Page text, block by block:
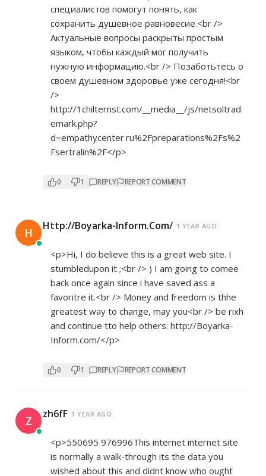
специалистов помогут понять, как
сохранить душевное равновесие.<br />
Актуальные вопросы раскрыты простым
языком, чтобы каждый мог получить
нужную информацию.<br /> Позаботьтесь о
своем душевном здоровье уже сегодня!<br
/>
http://1chilternst.com/__media__/js/netsoltrad
emark.php?
d=empathycenter.ru%2Fpreparations%2Fs%2
Fsertralin%2F</p>
0 1 REPLY REPORT COMMENT
H Http://Boyarka-Inform.Com/ 1 YEAR AGO
<p>Hi, I do believe this is a great web site. I
stumbledupon it ;<br /> ) I am going to comee
back once again since i have saved ass a
favoritre it.<br /> Money and freedom is thhe
greatest way to change, may you<br /> be rixh
and continue tto help others. http://Boyarka-
Inform.com/</p>
0 1 REPLY REPORT COMMENT
Z zh6fF 1 YEAR AGO
<p>550695 976996This internet internet site
is normally a walk-through its the data you
wished about this and didnt know who ought